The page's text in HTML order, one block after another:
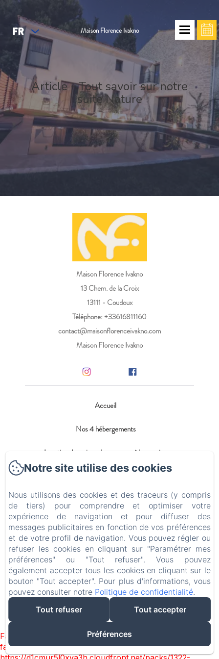
FR Maison Florence Ivakno
Article - Tout savoir sur notre
suite Nature
Maison Florence Ivakno
13 Chem. de la Croix
13111 - Coudoux
Téléphone: +33616811160
contact@maisonflorenceivakno.com
Maison Florence Ivakno
Accueil
Nos 4 hébergements
Location de maison de vacances à la semaine
Contact
Politique de confidentialité
Informations légales
Informations sur les cookies
EN FR
Créé par Amenitiz
Failed to load BookingEngine/index: Loading chunk 1322
failed. (missing:
Notre site utilise des cookies
Nous utilisons des cookies et des traceurs (y compris
de tiers) pour comprendre et optimiser votre
expérience de navigation et pour diffuser des
messages publicitaires en fonction de vos préférences
et de votre profil de navigation. Vous pouvez régler ou
refuser les cookies en cliquant sur "Paramétrer mes
préférences" ou "Tout refuser". Vous pouvez
également accepter tous les cookies en cliquant sur le
bouton "Tout accepter". Pour plus d'informations, vous
pouvez consulter notre Politique de confidentialité.
Tout refuser
Tout accepter
Préférences